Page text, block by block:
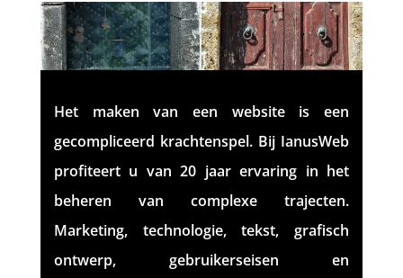
Het maken van een website is een
gecompliceerd krachtenspel. Bij IanusWeb
profiteert u van 20 jaar ervaring in het
beheren van complexe trajecten.
Marketing, technologie, tekst, grafisch
ontwerp, gebruikerseisen en